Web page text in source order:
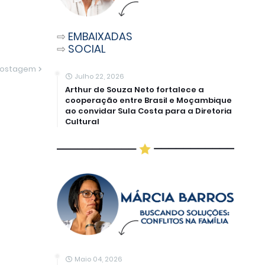
⇨ EMBAIXADAS
⇨ SOCIAL
Julho 22, 2026
Arthur de Souza Neto fortalece a
cooperação entre Brasil e Moçambique
ao convidar Sula Costa para a Diretoria
Cultural
Maio 04, 2026